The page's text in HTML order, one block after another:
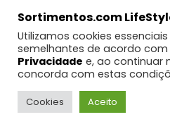
Programação Digital
Notícias
Futebol
Sortimentos.com
Utilizamos cookies
semelhantes de acordo com
Privacidade e, ao continuar
concorda com estas
Cookies Aceito